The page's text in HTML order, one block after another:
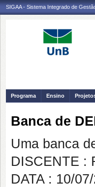
SIGAA - Sistema Integrado de
Programa Ensino
Banca de
Uma banca
DISCENTE :
DATA : 10/